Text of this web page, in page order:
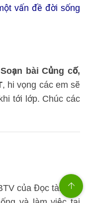
vấn đề đời sống
Soạn bài Củng cố,
, hi vọng các em sẽ
tới lớp. Chúc các
của Đọc tài liêu,